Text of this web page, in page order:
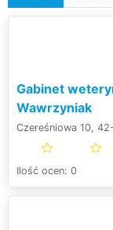
Gabinet
Wawrzyniak
Czereśniowa 10,
Ilość ocen: 0